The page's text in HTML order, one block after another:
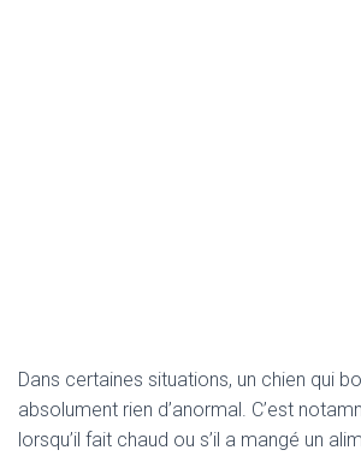
Dans certaines situations, un chien qui
absolument rien d’anormal. C’est
lorsqu’il fait chaud ou s’il a mangé un